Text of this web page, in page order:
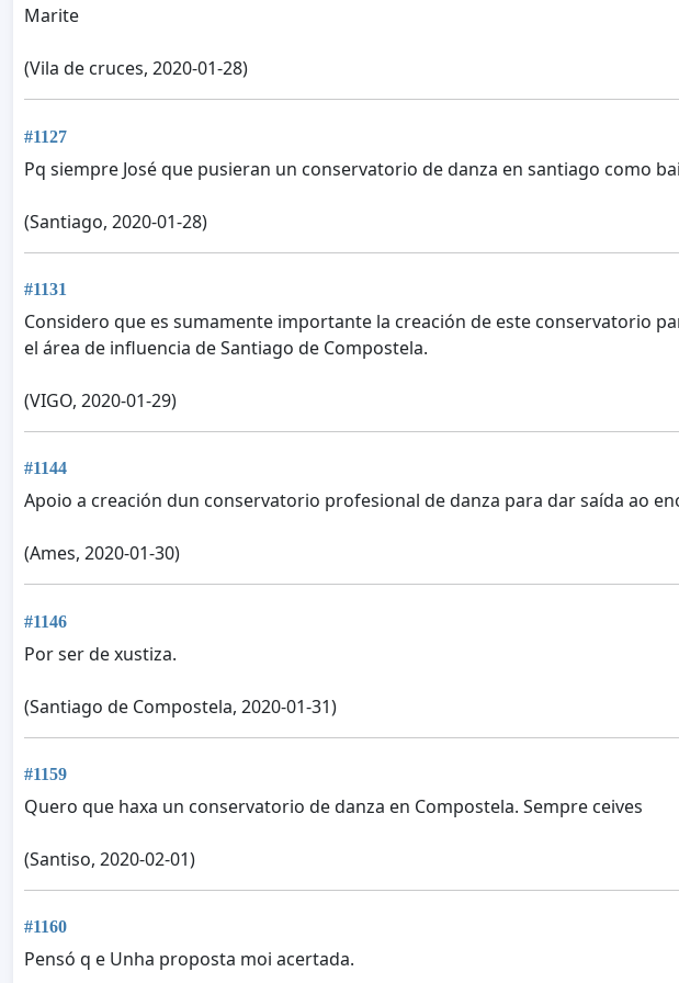
Marite
(Vila de cruces, 2020-01-28)
#1127
Pq siempre José que pusieran un conservatorio de danza en santiago como
(Santiago, 2020-01-28)
#1131
Considero que es sumamente importante la creación de este conservatorio
el área de influencia de Santiago de Compostela.
(VIGO, 2020-01-29)
#1144
Apoio a creación dun conservatorio profesional de danza para dar saída ao
(Ames, 2020-01-30)
#1146
Por ser de xustiza.
(Santiago de Compostela, 2020-01-31)
#1159
Quero que haxa un conservatorio de danza en Compostela. Sempre ceives
(Santiso, 2020-02-01)
#1160
Pensó q e Unha proposta moi acertada.